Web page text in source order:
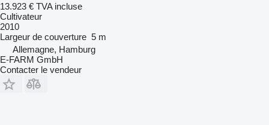
13.923 € TVA incluse
Cultivateur
2010
Largeur de couverture 5 m
Allemagne, Hamburg
E-FARM GmbH
Contacter le vendeur